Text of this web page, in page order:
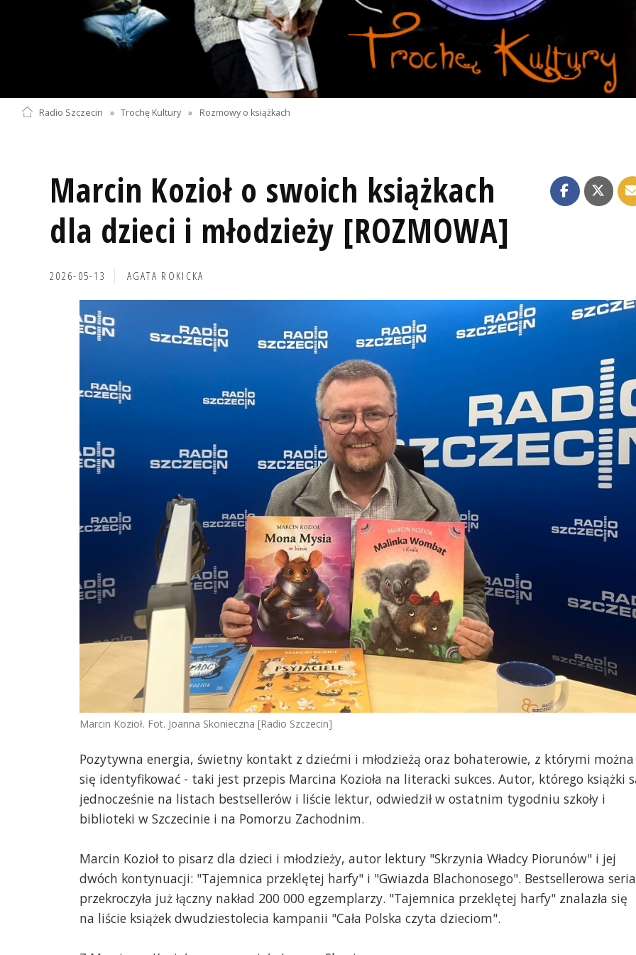
Radio Szczecin » Trochę Kultury » Rozmowy o książkach
Marcin Kozioł o swoich książkach
dla dzieci i młodzieży [ROZMOWA]
2026-05-13 AGATA ROKICKA
Marcin Kozioł. Fot. Joanna Skonieczna [Radio Szczecin]
Pozytywna energia, świetny kontakt z dziećmi i młodzieżą oraz bohaterowie, z którymi można
się identyfikować - taki jest przepis Marcina Kozioła na literacki sukces. Autor, którego książki
jednocześnie na listach bestsellerów i liście lektur, odwiedził w ostatnim tygodniu szkoły i
biblioteki w Szczecinie i na Pomorzu Zachodnim.
Marcin Kozioł to pisarz dla dzieci i młodzieży, autor lektury "Skrzynia Władcy Piorunów" i jej
dwóch kontynuacji: "Tajemnica przeklętej harfy" i "Gwiazda Blachonosego". Bestsellerowa seria
przekroczyła już łączny nakład 200 000 egzemplarzy. "Tajemnica przeklętej harfy" znalazła się
na liście książek dwudziestolecia kampanii "Cała Polska czyta dzieciom".